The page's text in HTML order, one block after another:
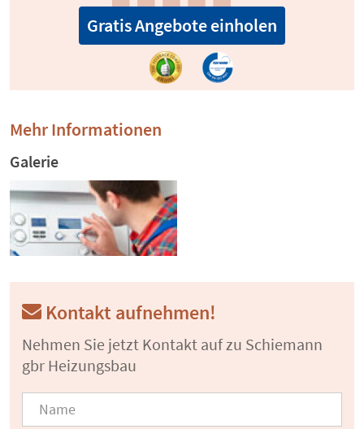
Gratis Angebote einholen
Mehr Informationen
Galerie
Kontakt aufnehmen!
Nehmen Sie jetzt Kontakt auf zu Schiemann
gbr Heizungsbau